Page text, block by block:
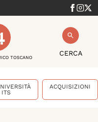
CERCA
TOSCANO
ITS
ACQUISIZIONI